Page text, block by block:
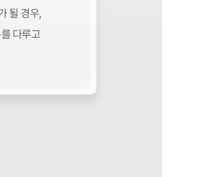
될 경우,
다루고